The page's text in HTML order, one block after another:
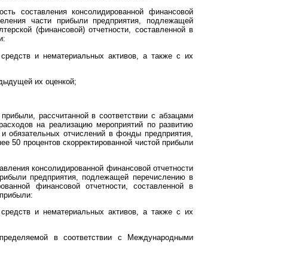
составления консолидированной финансовой
части прибыли предприятия, подлежащей
(финансовой) отчетности, составленной в
и нематериальных активов, а также с их
их оценкой;
рассчитанной в соответствии с абзацами
на реализацию мероприятий по развитию
обязательных отчислений в фонды предприятия,
50 процентов скорректированной чистой прибыли
консолидированной финансовой отчетности
предприятия, подлежащей перечислению в
финансовой отчетности, составленной в
и нематериальных активов, а также с их
в соответствии с Международными